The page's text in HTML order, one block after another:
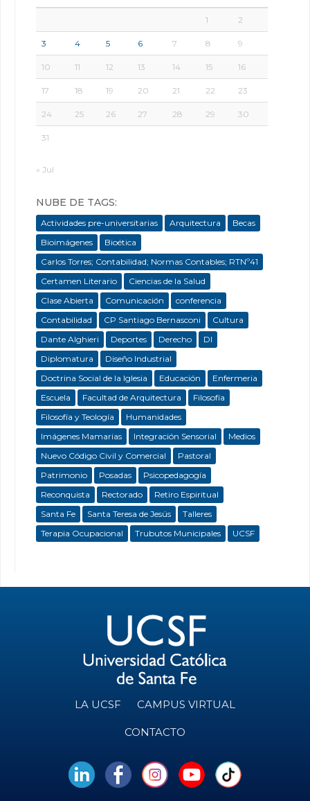
1 2
3 4 5 6 7 8 9
10 11 12 13 14 15 16
17 18 19 20 21 22 23
24 25 26 27 28 29 30
31
« Jul
NUBE DE TAGS:
Actividades pre-universitarias Arquitectura
Becas
Bioimágenes
Bioética
Carlos Torres; Contabilidad; Normas Contables; RTNº41
Certamen Literario
Ciencias de la Salud
Clase Abierta
Comunicación
conferencia
Contabilidad
CP Santiago Bernasconi
Cultura
Dante Alghieri
Deportes Derecho
DI
Diplomatura
Diseño Industrial
Doctrina Social de la Iglesia
Educación
Enfermeria
Escuela
Facultad de Arquitectura
Filosofía
Filosofía y Teología
Humanidades
Imágenes Mamarias
Integración Sensorial
Medios
Nuevo Código Civil y Comercial
Pastoral
Patrimonio
Posadas
Psicopedagogía
Reconquista
Rectorado
Retiro Espiritual
Santa Fe
Santa Teresa de Jesús
Talleres
Terapia Ocupacional
Trubutos Municipales UCSF
LA UCSF CAMPUS VIRTUAL
CONTACTO